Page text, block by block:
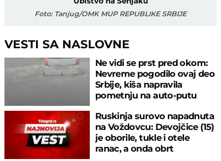
Foto: Tanjug/OMK MUP REPUBLIKE SRBIJE
VESTI SA NASLOVNE
Ne vidi se prst pred okom:
Nevreme pogodilo ovaj deo
Srbije, kiša napravila
pometnju na auto-putu
Ruskinja surovo napadnuta
na Voždovcu: Devojčice (15)
je oborile, tukle i otele
ranac, a onda obrt